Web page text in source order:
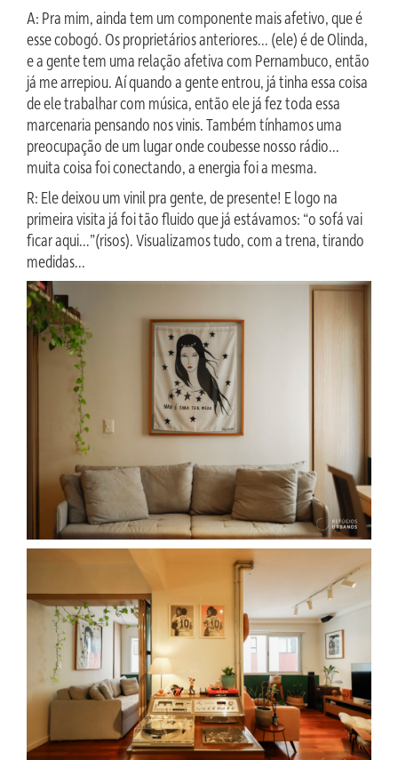
A: Pra mim, ainda tem um componente mais afetivo, que é
esse cobogó. Os proprietários anteriores… (ele) é de Olinda,
e a gente tem uma relação afetiva com Pernambuco, então
já me arrepiou. Aí quando a gente entrou, já tinha essa coisa
de ele trabalhar com música, então ele já fez toda essa
marcenaria pensando nos vinis. Também tínhamos uma
preocupação de um lugar onde coubesse nosso rádio…
muita coisa foi conectando, a energia foi a mesma.
R: Ele deixou um vinil pra gente, de presente! E logo na
primeira visita já foi tão fluido que já estávamos: “o sofá vai
ficar aqui…”(risos). Visualizamos tudo, com a trena, tirando
medidas…